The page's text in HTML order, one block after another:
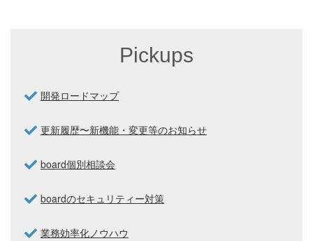
Pickups
開発ロードマップ
更新履歴〜新機能・変更等のお知らせ
board個別相談会
boardのセキュリティー対策
業務効率化ノウハウ